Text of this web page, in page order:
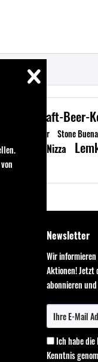
Craft-Beer-
Schoppe Flower Stone
Bayerisch Nizza
Newsletter
Wir
Aktionen! Jetzt
abonnieren
Ich habe die
Kenntnis